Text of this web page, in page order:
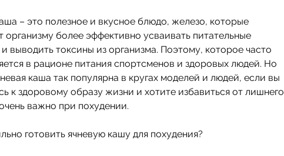
– это полезное и вкусное блюдо, железо, которые
организму более эффективно усваивать питательные
выводить токсины из организма. Поэтому, которое часто
в рационе питания спортсменов и здоровых людей. Но
каша так популярна в кругах моделей и людей, если вы
к здоровому образу жизни и хотите избавиться от лишнего
важно при похудении.
готовить ячневую кашу для похудения?